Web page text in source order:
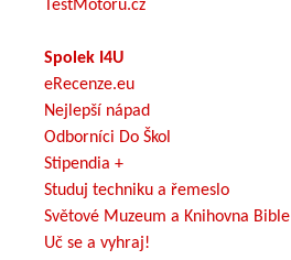
TestMotoru.cz
Spolek I4U
eRecenze.eu
Nejlepší nápad
Odborníci Do Škol
Stipendia +
Studuj techniku a řemeslo
Světové Muzeum a Knihovna Bible
Uč se a vyhraj!